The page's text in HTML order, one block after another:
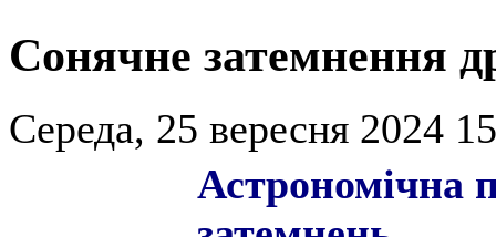
Сонячне затемнення
Середа, 25 вересня 2024
Астрономічна